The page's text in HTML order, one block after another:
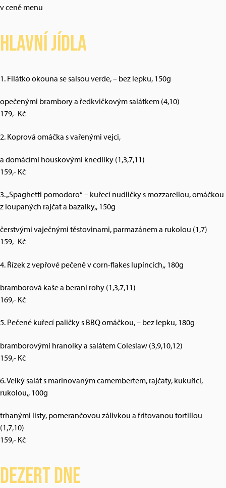
v ceně menu
Hlavní jídla
1. Filátko okouna se salsou verde, – bez lepku, 150g
opečenými brambory a ředkvičkovým salátkem (4,10)
179,- Kč
2. Koprová omáčka s vařenými vejci,
a domácími houskovými knedlíky (1,3,7,11)
159,- Kč
3. „Spaghetti pomodoro“ – kuřecí nudličky s mozzarellou, omáčkou
z loupaných rajčat a bazalky,, 150g
čerstvými vaječnými těstovinami, parmazánem a rukolou (1,7)
159,- Kč
4. Řízek z vepřové pečeně v corn-flakes lupíncích,, 180g
bramborová kaše a beraní rohy (1,3,7,11)
169,- Kč
5. Pečené kuřecí paličky s BBQ omáčkou, – bez lepku, 180g
bramborovými hranolky a salátem Coleslaw (3,9,10,12)
159,- Kč
6. Velký salát s marinovaným camembertem, rajčaty, kukuřicí,
rukolou,, 100g
trhanými listy, pomerančovou zálivkou a fritovanou tortillou
(1,7,10)
159,- Kč
Dezert dne